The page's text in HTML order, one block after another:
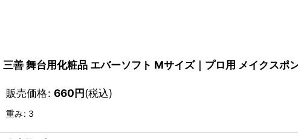
三善 舞台用化粧品 エバーソフト Mサイズ｜プロ用 メイクスポ
販売価格: 660円(税込)
重み: 3